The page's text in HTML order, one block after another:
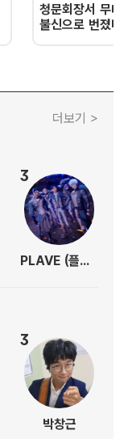
청문회장서 무너
불신으로 번졌
더보기 >
3
PLAVE (플레이브)
3
박창근